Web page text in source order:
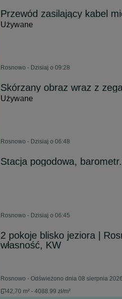
Przewód zasilający kabel
Używane
Rosnowo - Dzisiaj o 09:28
Skórzany obraz wraz z
Używane
Rosnowo - Dzisiaj o 06:48
Stacja pogodowa, barometr.
Rosnowo - Dzisiaj o 06:45
2 pokoje blisko jeziora |
własność, KW
Rosnowo - Odświeżono dnia 08 sierpnia 2026
42,70 m² - 4088.99 zł/m²